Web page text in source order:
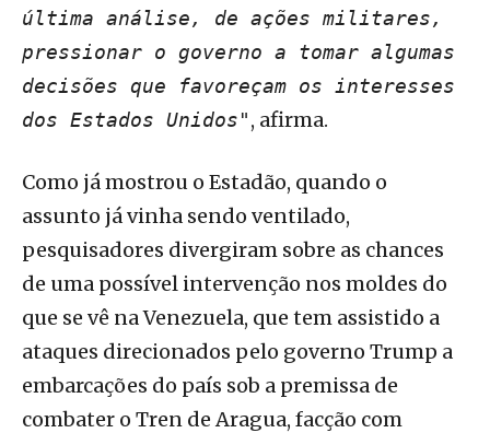
última análise, de ações militares,
pressionar o governo a tomar algumas
decisões que favoreçam os interesses
dos Estados Unidos", afirma.
Como já mostrou o Estadão, quando o
assunto já vinha sendo ventilado,
pesquisadores divergiram sobre as chances
de uma possível intervenção nos moldes do
que se vê na Venezuela, que tem assistido a
ataques direcionados pelo governo Trump a
embarcações do país sob a premissa de
combater o Tren de Aragua, facção com